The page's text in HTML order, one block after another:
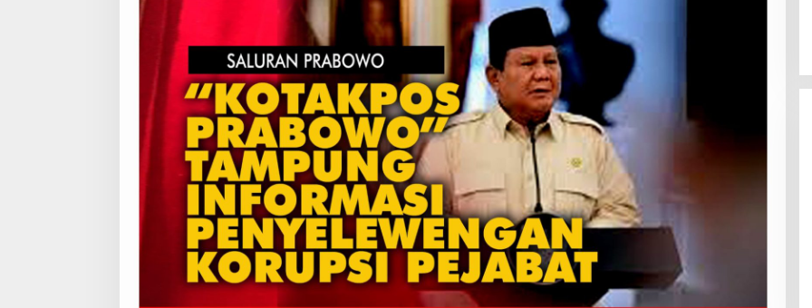
W
O
B
U
K
A
K
O
T
A
K
P
O
P
Mahasiswa Mendesak Kapolda
Sumut Copot Kapolres dan Kasat
Reskrim Polres Humbahas Atas
Adanya Dugaan Aliran Dana Judi